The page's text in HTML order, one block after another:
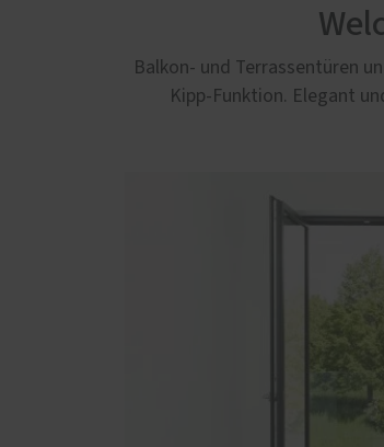
Balkon- und Terrassentüren
Kipp-Funktion. Elegant